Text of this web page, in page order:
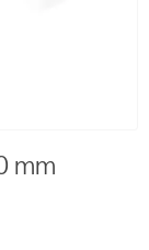
mm